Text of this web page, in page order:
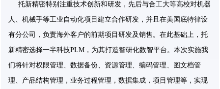
托新精密特别注重技术创新和研发，先后与合工大等高校对机器
人、机械手等工业自动化项目建立合作研发，并且在美国底特律设
有分公司，负责海外客户的前期项目研发及销售。在此基础上，托
新精密选择一半科技PLM，为其打造智研化数智平台。本次实施我
们将针对权限管理、数据备份、资源管理、编码管理、图文档管
理、产品结构管理，业务过程管理，数据集成，项目管理等，实现